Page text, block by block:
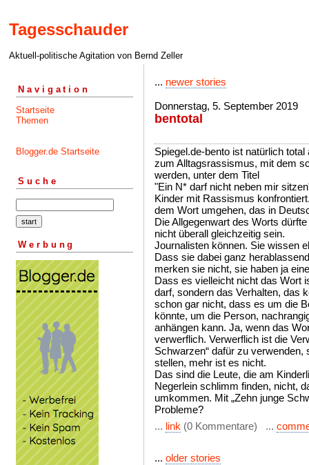
Tagesschauder
Aktuell-politische Agitation von Bernd Zeller
Navigation
Startseite
Themen
Blogger.de Startseite
Suche
Werbung
... newer stories
Donnerstag, 5. September 2019
bentotal
Spiegel.de-bento ist natürlich
zum Alltagsrassismus, mit dem
werden, unter dem Titel
"Ein N* darf nicht neben mir
Kinder mit Rassismus
dem Wort umgehen, das in
Die Allgegenwart des Worts
nicht überall gleichzeitig sein.
Journalisten können. Sie wissen
Dass sie dabei ganz
merken sie nicht, sie haben ja
Dass es vielleicht nicht das Wort
darf, sondern das Verhalten, das
schon gar nicht, dass es um die
könnte, um die Person,
anhängen kann. Ja, wenn das
verwerflich. Verwerflich ist die
Schwarzen“ dafür zu
stellen, mehr ist es nicht.
Das sind die Leute, die am
Negerlein schlimm finden, nicht,
umkommen. Mit „Zehn junge
Probleme?
... link (0 Kommentare) ...
... older stories